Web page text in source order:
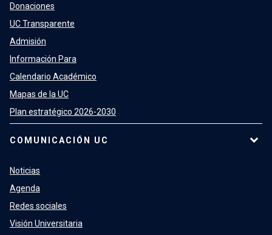
Donaciones
UC Transparente
Admisión
Información Para
Calendario Académico
Mapas de la UC
Plan estratégico 2026-2030
COMUNICACIÓN UC
Noticias
Agenda
Redes sociales
Visión Universitaria